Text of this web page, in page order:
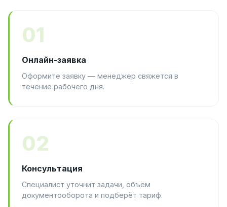
01
Онлайн-заявка
Оформите заявку — менеджер свяжется в
течение рабочего дня.
02
Консультация
Специалист уточнит задачи, объём
документооборота и подберёт тариф.